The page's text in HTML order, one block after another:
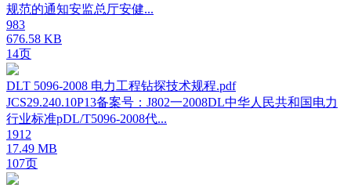
规范的通知安监总厅安健...
983
676.58 KB
14页
DLT 5096-2008 电力工程钻探技术规程.pdf
JCS29.240.10P13备案号：J802一2008DL中华人民共和国电力
行业标准pDL/T5096-2008代...
1912
17.49 MB
107页